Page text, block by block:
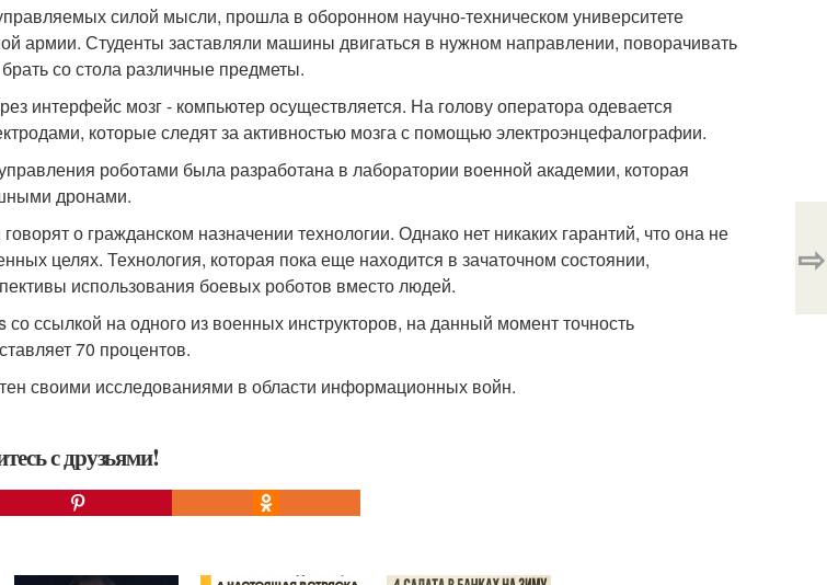
силой мысли, прошла в оборонном научно-техническом университете
армии. Студенты заставляли машины двигаться в нужном направлении, поворачивать
со стола различные предметы.
интерфейс мозг - компьютер осуществляется. На голову оператора одевается
которые следят за активностью мозга с помощью электроэнцефалографии.
роботами была разработана в лаборатории военной академии, которая
дронами.
о гражданском назначении технологии. Однако нет никаких гарантий, что она не
целях. Технология, которая пока еще находится в зачаточном состоянии,
использования боевых роботов вместо людей.
ссылкой на одного из военных инструкторов, на данный момент точность
70 процентов.
своими исследованиями в области информационных войн.
с друзьями!
⇨